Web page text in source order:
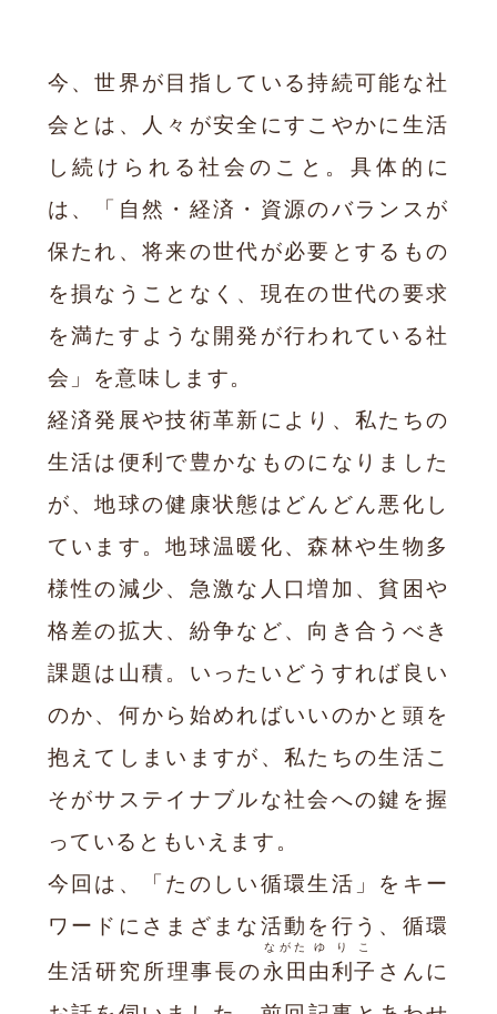
今、世界が目指している持続可能な社
会とは、人々が安全にすこやかに生活
し続けられる社会のこと。具体的に
は、「自然・経済・資源のバランスが
保たれ、将来の世代が必要とするもの
を損なうことなく、現在の世代の要求
を満たすような開発が行われている社
会」を意味します。
経済発展や技術革新により、私たちの
生活は便利で豊かなものになりました
が、地球の健康状態はどんどん悪化し
ています。地球温暖化、森林や生物多
様性の減少、急激な人口増加、貧困や
格差の拡大、紛争など、向き合うべき
課題は山積。いったいどうすれば良い
のか、何から始めればいいのかと頭を
抱えてしまいますが、私たちの生活こ
そがサステイナブルな社会への鍵を握
っているともいえます。
今回は、「たのしい循環生活」をキー
ワードにさまざまな活動を行う、循環
生活研究所理事長の永田
ながた
由利子
ゆりこ
さんに